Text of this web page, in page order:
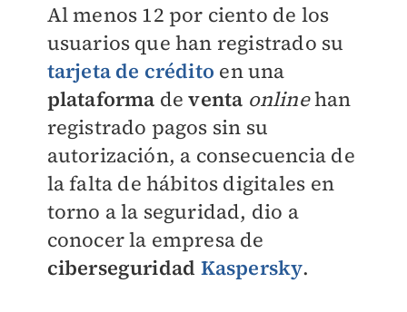
Al menos 12 por ciento de los
usuarios que han registrado su
tarjeta de crédito en una
plataforma deventa onlinehan
registrado pagos sin su
autorización, a consecuencia de
la falta de hábitos digitales en
torno a la seguridad, dio a
conocer la empresa de
ciberseguridad Kaspersky.